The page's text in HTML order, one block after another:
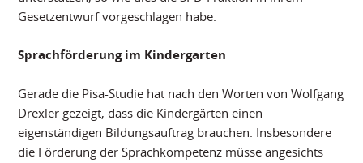
Gesetzentwurf vorgeschlagen habe.
Sprachförderung im Kindergarten
Gerade die Pisa-Studie hat nach den Worten von Wolfgang
Drexler gezeigt, dass die Kindergärten einen
eigenständigen Bildungsauftrag brauchen. Insbesondere
die Förderung der Sprachkompetenz müsse angesichts